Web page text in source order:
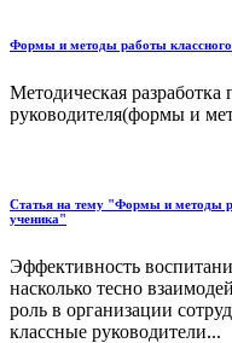
Формы и методы работы классного
Методическая разработка
руководителя(формы и
Статья на тему "Формы и методы
ученика"
Эффективность
насколько тесно
роль в организации
классные руководители...